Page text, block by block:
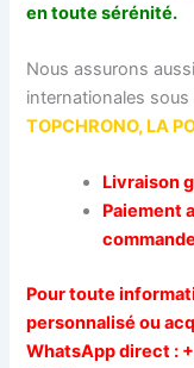
en toute sérénité.
Nous assurons
internationales
TOPCHRONO, LA
Livraison
Paiement
commande
Pour toute
personnalisé ou
WhatsApp direct :